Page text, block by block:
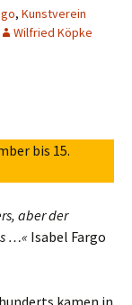
, Kunstverein
Wilfried Köpke
bis 15.
aber der
…« Isabel Fargo
kamen in